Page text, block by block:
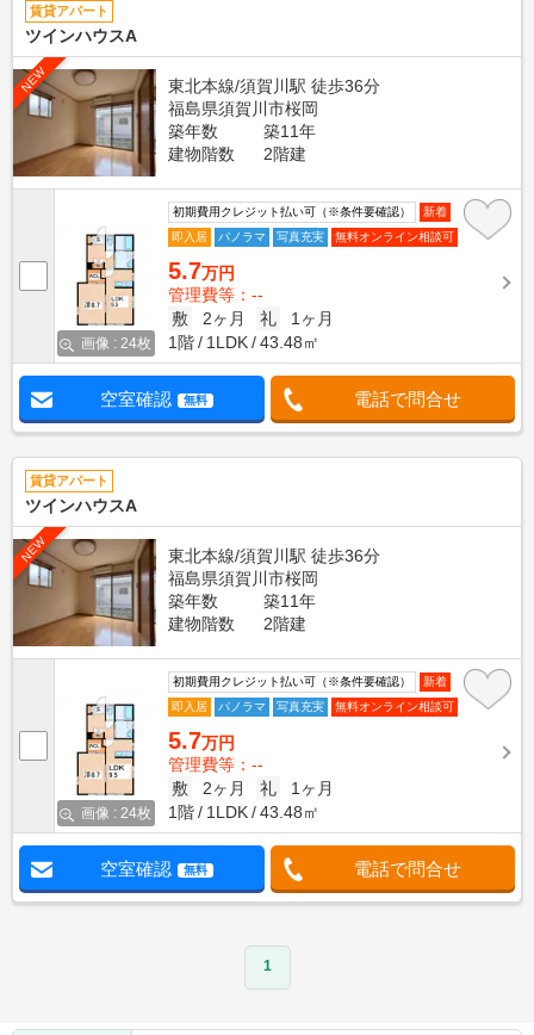
賃貸アパート
ツインハウスA
NEW
東北本線/須賀川駅 徒歩36分
福島県須賀川市桜岡
築年数
築11年
建物階数
2階建
画像 : 24枚
初期費用クレジット払い可（※条件要確認）
新着
即入居
パノラマ 写真充実 無料オンライン相談可
5.7万円
管理費等：--
敷
2ヶ月 礼
1ヶ月
1階
1LDK 43.48㎡
空室確認 無料 電話で問合せ
賃貸アパート
ツインハウスA
NEW
東北本線/須賀川駅 徒歩36分
福島県須賀川市桜岡
築年数
築11年
建物階数
2階建
画像 : 24枚
初期費用クレジット払い可（※条件要確認）
新着
即入居
パノラマ 写真充実 無料オンライン相談可
5.7万円
管理費等：--
敷
2ヶ月 礼
1ヶ月
1階
1LDK 43.48㎡
空室確認 無料 電話で問合せ
1